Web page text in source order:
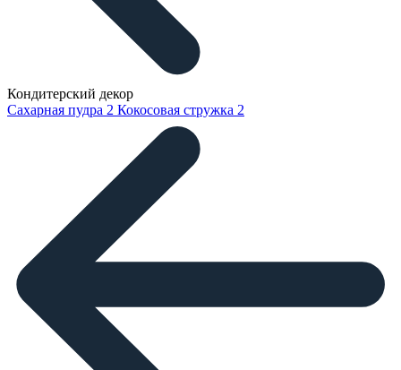
Кондитерский декор
Сахарная пудра 2 Кокосовая стружка 2